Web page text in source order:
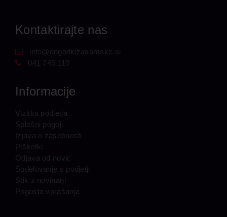
Kontaktirajte nas
info@dogodkizasamske.si
041 745 110
Informacije
Vizitka podjetja
Splošni pogoji
Izjava o zasebnosti
Piškotki
Odjava od novic
Sodelovanje s podjetji
Stik z novinarji
Pogosta vprašanja